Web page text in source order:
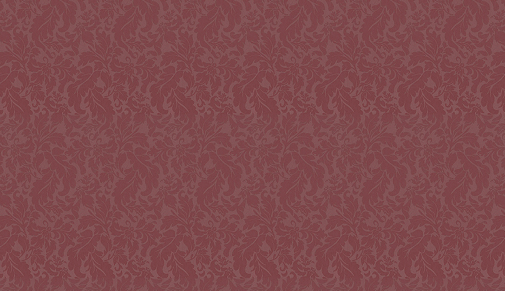
2026. július 28., kedd
Offline unalom az élő kapcsolatért
Heti egy internetmentes nap – miért nehéz és
mit hozott az életembe?
2026. július 28., kedd
„Ha meg akarod őrizni magad, harcot
vívsz”
Tisztelet. Otthon. Menedék. Szigetnyi Európa.
Hagyomány és avantgárd, a hit stabilitása és a
világ őrületére adott válaszok egyvelege. Kurdy
Fehér Ján...
2026. július 26., vasárnap
Időutazás az időtlenségbe
Csenddé lett &ndash; Emléktörmelékek a
kántortanító házából címmel nyílt meg portálunk
szerkesztőségvezetője, Füle Tamás
videóinstallációja a taliándö...
2026. július 25., szombat
Megnyitotta kapuit a LéleKzet
Református Udvar
Kiállításmegnyitóval és zenés áhítattal vette
kezdetét a fesztiválmisszió Taliándörögdön, a
Művészetek Völgyében.